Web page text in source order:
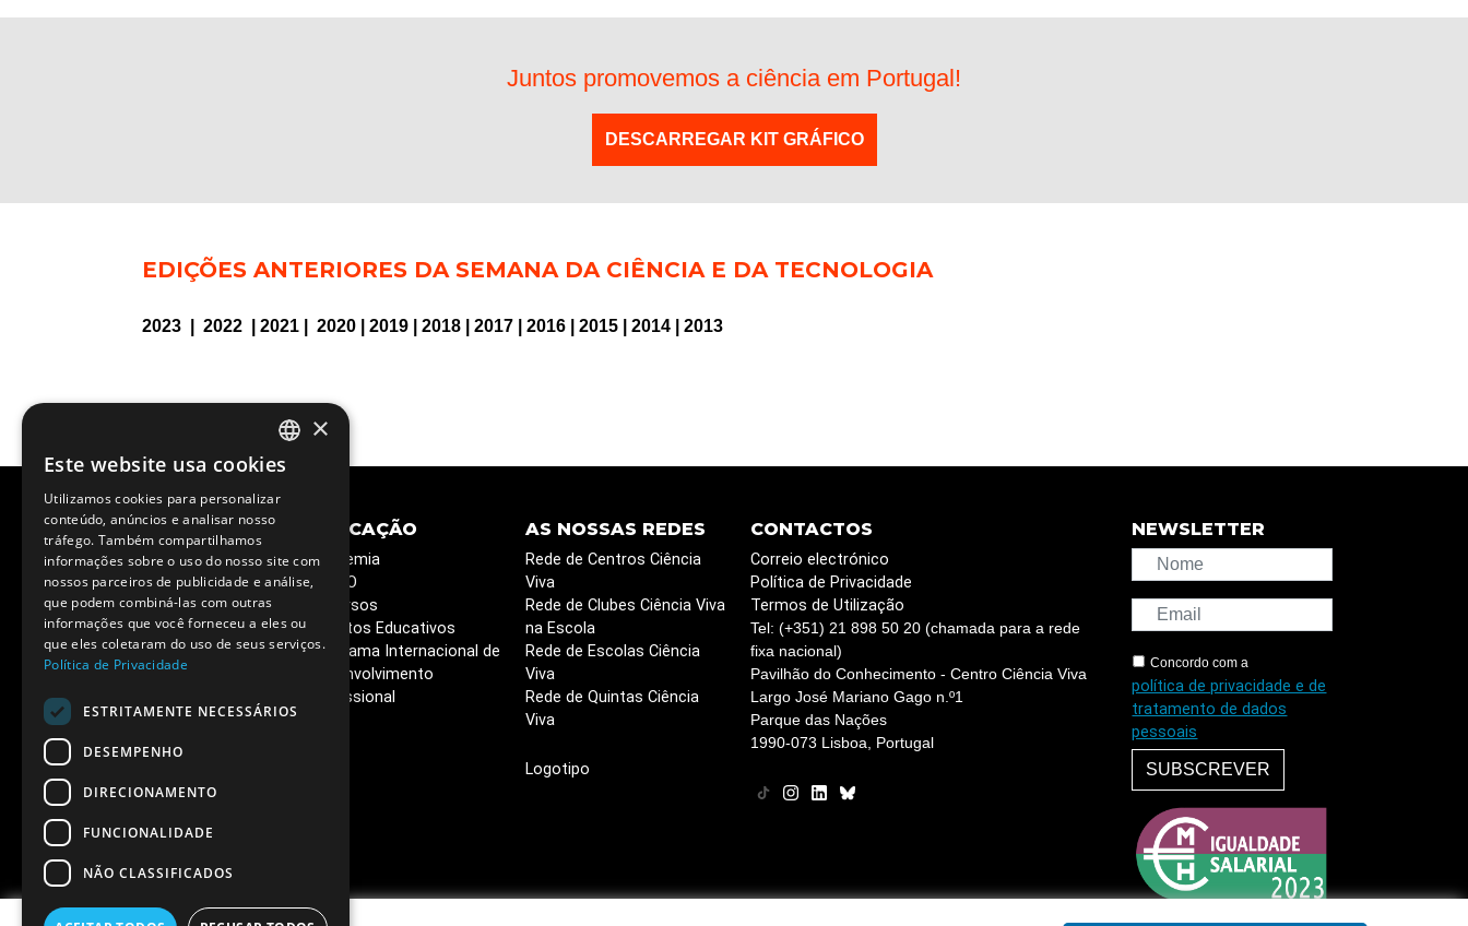
Juntos promovemos a ciência em Portugal!
DESCARREGAR KIT GRÁFICO
EDIÇÕES ANTERIORES DA SEMANA DA CIÊNCIA E DA TECNOLOGIA
2023 2022 2021 2020 2019 2018 2017 2016 2015 2014 2013
CIÊNCIA E
SOCIEDADE
Semana C&T
Circuitos Ciência Viva
Ciência Viva em Casa
Livros que queremos ler
Café de Ciência
ciência
EDUCAÇÃO
Academia
ESERO
Recursos
Projetos Educativos
Programa Internacional de
Desenvolvimento
Profissional
AS NOSSAS REDES
Rede de Centros Ciência
Viva
Rede de Clubes Ciência Viva
na Escola
Rede de Escolas Ciência
Viva
Rede de Quintas Ciência
Viva
Logotipo
CONTACTOS
Correio electrónico
Política de Privacidade
Termos de Utilização
Tel: (+351) 21 898 50 20 (chamada para a rede
fixa nacional)
Pavilhão do Conhecimento - Centro Ciência Viva
Largo José Mariano Gago n.º1
Parque das Nações
1990-073 Lisboa, Portugal
NEWSLETTER
Concordo com a
política de privacidade e de
tratamento de dados
pessoais
SUBSCREVER
PORTUGUESE
ENGLISH
×
Este website usa cookies
Utilizamos cookies para personalizar
conteúdo, anúncios e analisar nosso
tráfego. Também compartilhamos
informações sobre o uso do nosso site com
nossos parceiros de publicidade e análise,
que podem combiná-las com outras
informações que você forneceu a eles ou
que eles coletaram do uso de seus serviços.
Política de Privacidade
ESTRITAMENTE NECESSÁRIOS
DESEMPENHO
DIRECIONAMENTO
FUNCIONALIDADE
NÃO CLASSIFICADOS